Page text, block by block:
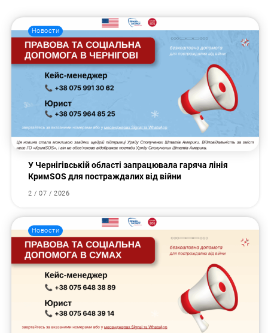
Новости
У Чернігівській області запрацювала гаряча лінія
КримSOS для постраждалих від війни
2 / 07 / 2026
Новости